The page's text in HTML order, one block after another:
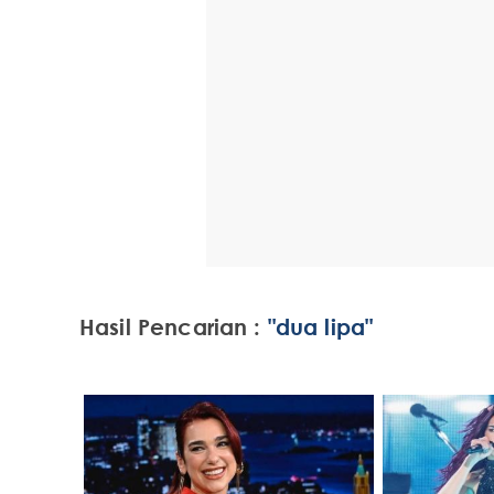
Hasil Pencarian : "dua lipa"